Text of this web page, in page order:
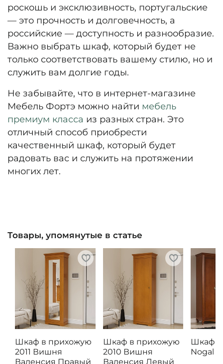
роскошь и эксклюзивность, португальские
— это прочность и долговечность, а
российские — доступность и разнообразие.
Важно выбрать шкаф, который будет не
только соответствовать вашему стилю, но и
служить вам долгие годы.
Не забывайте, что в интернет-магазине
Мебель Фортэ можно найти мебель
премиум класса из разных стран. Это
отличный способ приобрести
качественный шкаф, который будет
радовать вас и служить на протяжении
многих лет.
Товары, упомянутые в статье
Шкаф в прихожую
2011 Вишня
Валенсия Правый
Шкаф в прихожую
2010 Вишня
Валенсия Левый
Шкаф
Nogal